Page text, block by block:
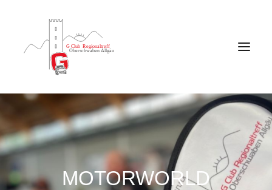
MOTORWORLD